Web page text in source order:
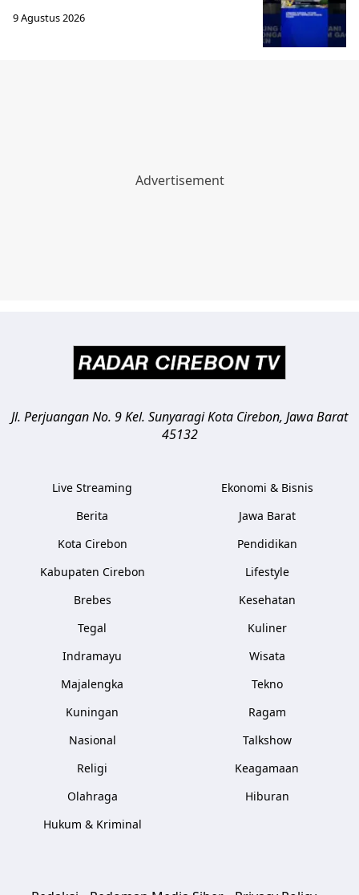
9 Agustus 2026
Jl. Perjuangan No. 9 Kel. SunyaragiKota Cirebon, Jawa Barat
45132
Live Streaming
Berita
Kota Cirebon
Kabupaten Cirebon
Brebes
Tegal
Indramayu
Majalengka
Kuningan
Nasional
Religi
Olahraga
Hukum & Kriminal
Ekonomi & Bisnis
Jawa Barat
Pendidikan
Lifestyle
Kesehatan
Kuliner
Wisata
Tekno
Ragam
Talkshow
Keagamaan
Hiburan